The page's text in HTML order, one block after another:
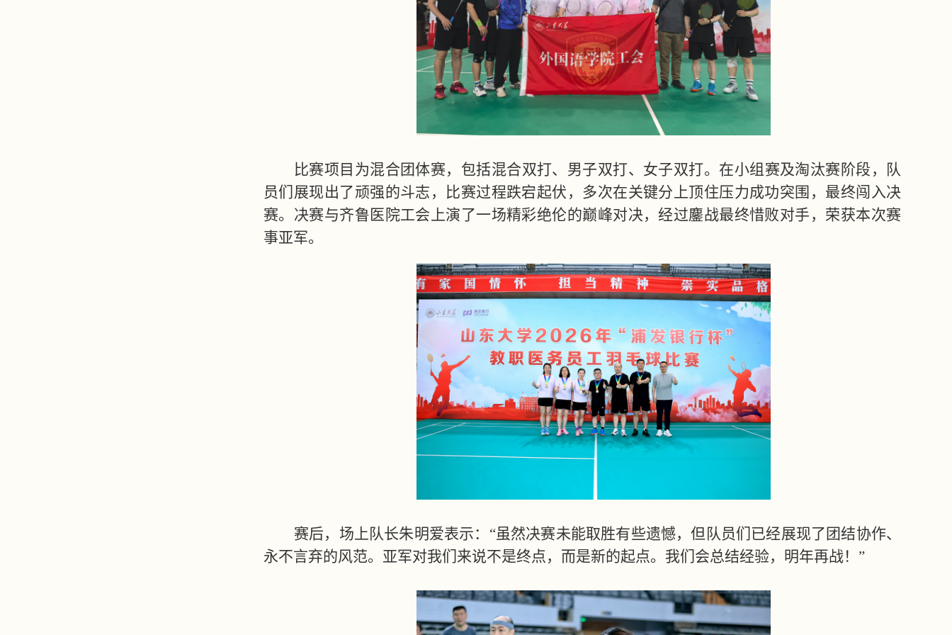
比赛项目为混合团体赛，包括混合双打、男子双打、女子双打。在小组赛及淘汰赛阶段，队
员们展现出了顽强的斗志，比赛过程跌宕起伏，多次在关键分上顶住压力成功突围，最终闯入决
赛。决赛与齐鲁医院工会上演了一场精彩绝伦的巅峰对决，经过鏖战最终惜败对手，荣获本次赛
事亚军。
赛后，场上队长朱明爱表示： “虽然决赛未能取胜有些遗憾，但队员们已经展现了团结协作、
永不言弃的风范。亚军对我们来说不是终点，而是新的起点。我们会总结经验，明年再战！”